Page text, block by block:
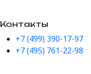
Контакты
+7 (499) 390-17-97
+7 (495) 761-22-98